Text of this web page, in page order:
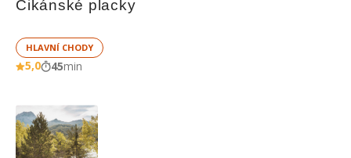
Cikánské placky
HLAVNÍ CHODY
5,0 45min